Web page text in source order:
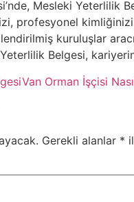
Mesleki Yeterlilik
profesyonel kimliğinizi
kuruluşlar
Belgesi,
Van Orman İşçisi
Gerekli alanlar *